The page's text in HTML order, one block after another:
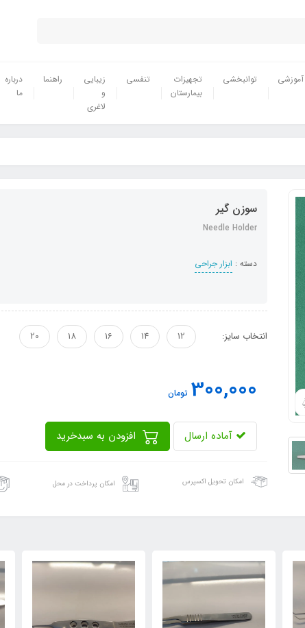
آموزشی توانبخشی
تجهیزات
بیمارستان
تنفسی
زیبایی
و
لاغری
راهنما
درباره
ما
سوزن گیر
Needle Holder
دسته : ابزار جراحی
انتخاب سایز: 12
14
16
18
20
300,000 تومان
آماده ارسال
امکان تحویل اکسپرس امکان پرداخت در محل